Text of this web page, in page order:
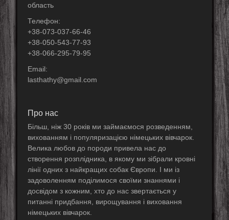
область
Телефон:
+38-073-037-66-46
+38-050-543-77-93
+38-066-295-79-95
Email:
lasthathy@gmail.com
Про нас
Більш, ніж 30 років ми займаємося розведенням,
вихованням і популяризацією німецьких вівчарок.
Велика любов до породи привела нас до
створення розплідника, в якому ми зібрали кровні
лінії одних з найкращих собак Європи. І ми із
задоволенням поділимося своїми знаннями і
досвідом з кожним, хто до нас звертається у
питанні придбання, вирощування і виховання
німецьких вівчарок.